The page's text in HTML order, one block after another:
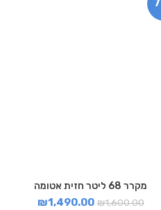
מקרר 68 ליטר חזית אטומה
₪1,600.00
₪1,490.00